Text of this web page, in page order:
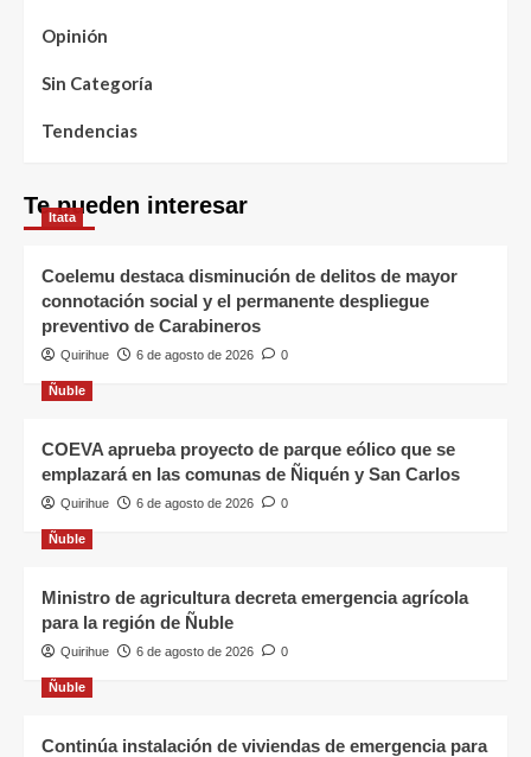
Opinión
Sin Categoría
Tendencias
Te pueden interesar
Itata
Coelemu destaca disminución de delitos de mayor
connotación social y el permanente despliegue
preventivo de Carabineros
Quirihue 6 de agosto de 2026 0
Ñuble
COEVA aprueba proyecto de parque eólico que se
emplazará en las comunas de Ñiquén y San Carlos
Quirihue 6 de agosto de 2026 0
Ñuble
Ministro de agricultura decreta emergencia agrícola
para la región de Ñuble
Quirihue 6 de agosto de 2026 0
Ñuble
Continúa instalación de viviendas de emergencia para